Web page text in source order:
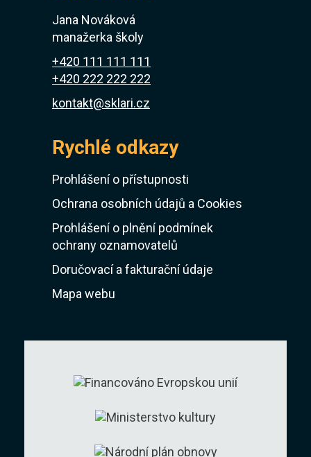
Jana Nováková
manažerka školy
+420 111 111 111
+420 222 222 222
kontakt@sklari.cz
Rychlé odkazy
Prohlášení o přístupnosti
Ochrana osobních údajů a Cookies
Prohlášení o plnění podmínek
ochrany oznamovatelů
Doručovací a fakturační údaje
Mapa webu